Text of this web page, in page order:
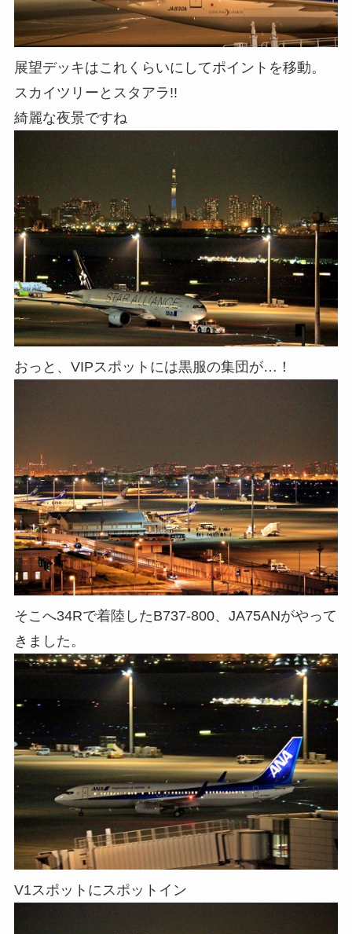
展望デッキはこれくらいにしてポイントを移動。
スカイツリーとスタアラ!!
綺麗な夜景ですね
おっと、VIPスポットには黒服の集団が…！
そこへ34Rで着陸したB737-800、JA75ANがやって
きました。
V1スポットにスポットイン